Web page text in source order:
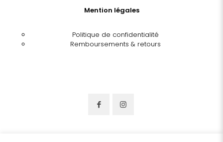
Mention légales
Politique de confidentialité
Remboursements & retours